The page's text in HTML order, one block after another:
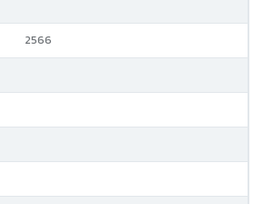
2566